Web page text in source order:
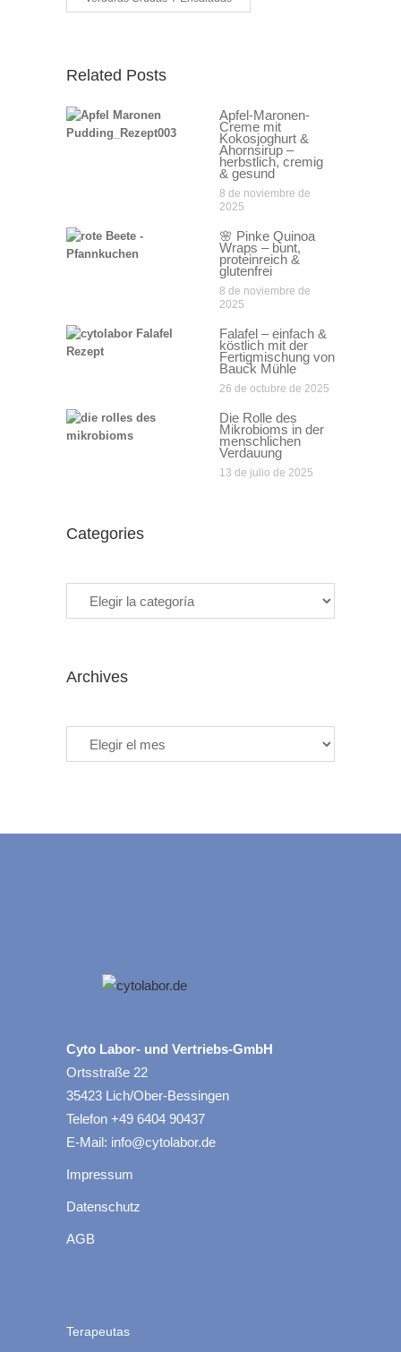
Related Posts
Apfel-Maronen-
Creme mit
Kokosjoghurt &
Ahornsirup –
herbstlich, cremig
& gesund
8 de noviembre de
2025
🌸 Pinke Quinoa
Wraps – bunt,
proteinreich &
glutenfrei
8 de noviembre de
2025
Falafel – einfach &
köstlich mit der
Fertigmischung von
Bauck Mühle
26 de octubre de 2025
Die Rolle des
Mikrobioms in der
menschlichen
Verdauung
13 de julio de 2025
Categories
Archives
Cyto Labor- und Vertriebs-GmbH
Ortsstraße 22
35423 Lich/Ober-Bessingen
Telefon +49 6404 90437
E-Mail: info@cytolabor.de
Impressum
Datenschutz
AGB
Terapeutas